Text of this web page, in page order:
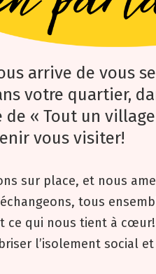
arrive de vous
votre quartier,
« Tout un
vous visiter!
sur place, et nous
tous
ce qui nous tient à
l’isolement social